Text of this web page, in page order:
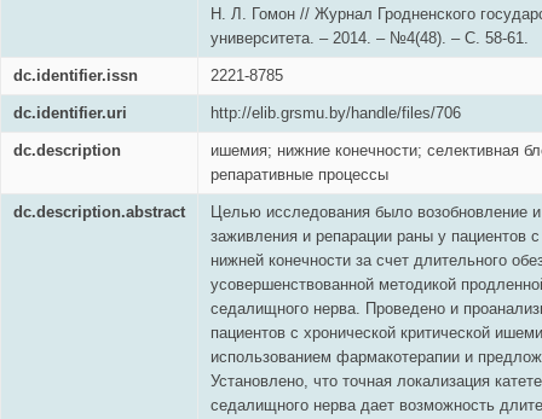
Н. Л. Гомон // Журнал Гродненского
университета. – 2014. – №4(48). – С. 58-61.
dc.identifier.issn 2221-8785
dc.identifier.uri http://elib.grsmu.by/handle/files/706
dc.description
ишемия; нижние конечности; селективная
репаративные процессы
dc.description.abstract
Целью исследования было возобновление
заживления и репарации раны у пациентов
нижней конечности за счет длительного
усовершенствованной методикой
седалищного нерва. Проведено и
пациентов с хронической критической
использованием фармакотерапии и
Установлено, что точная локализация
седалищного нерва дает возможность